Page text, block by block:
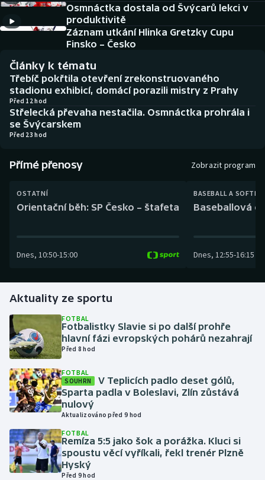
Americký fotbal
Baseball a softbal
Basketbal
Biatlon
Boby a skeleton
Dostihy
Futsal
Gymnastika
Házená
Jezdectví
Judo
Krasobruslení
Lezení
NEPŘEHLÉDNĚTE
Soutěže
Historické návraty
Aplikace ČT sport
AZ kvíz
Osmnáctka dostala od Švýcarů lekci v
produktivitě
Záznam utkání Hlinka Gretzky Cupu
Finsko – Česko
Články k tématu
Třebíč pokřtila otevření zrekonstruovaného
stadionu exhibicí, domácí porazili mistry z Prahy
Před 12 hod
Střelecká převaha nestačila. Osmnáctka prohrála i
se Švýcarskem
Před 23 hod
Přímé přenosy Zobrazit program
OSTATNÍ
Orientační běh: SP Česko – štafeta
Dnes, 10:50-15:00
BASEBALL A
Baseballová
Dnes, 12:55-16:15
Aktuality ze sportu
FOTBAL
Fotbalistky Slavie si po další prohře
hlavní fázi evropských pohárů nezahrají
Před 8 hod
FOTBAL
SOUHRN
V Teplicích padlo deset gólů,
Sparta padla v Boleslavi, Zlín zůstává
nulový
Aktualizováno před 9 hod
FOTBAL
Remíza 5:5 jako šok a porážka. Kluci si
spoustu věcí vyříkali, řekl trenér Plzně
Hyský
Před 9 hod